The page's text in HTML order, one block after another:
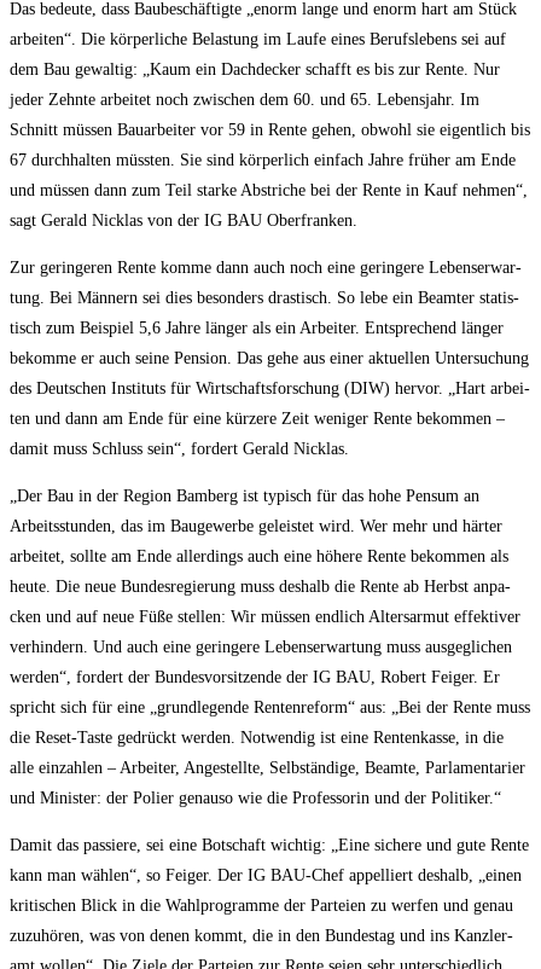
Das bedeu­te, dass Bau­be­schäf­tig­te „enorm lan­ge und enorm hart am Stück
arbei­ten“. Die kör­per­li­che Belas­tung im Lau­fe eines Berufs­le­bens sei auf
dem Bau gewal­tig: „Kaum ein Dach­de­cker schafft es bis zur Ren­te. Nur
jeder Zehn­te arbei­tet noch zwi­schen dem 60. und 65. Lebens­jahr. Im
Schnitt müs­sen Bau­ar­bei­ter vor 59 in Ren­te gehen, obwohl sie eigent­lich bis
67 durch­hal­ten müss­ten. Sie sind kör­per­lich ein­fach Jah­re frü­her am Ende
und müs­sen dann zum Teil star­ke Abstri­che bei der Ren­te in Kauf neh­men“,
sagt Gerald Nick­las von der IG BAU Oberfranken.
Zur gerin­ge­ren Ren­te kom­me dann auch noch eine gerin­ge­re Lebens­er­war­
tung. Bei Män­nern sei dies beson­ders dras­tisch. So lebe ein Beam­ter sta­tis­
tisch zum Bei­spiel 5,6 Jah­re län­ger als ein Arbei­ter. Ent­spre­chend län­ger
bekom­me er auch sei­ne Pen­si­on. Das gehe aus einer aktu­el­len Unter­su­chung
des Deut­schen Insti­tuts für Wirt­schafts­for­schung (DIW) her­vor. „Hart arbei­
ten und dann am Ende für eine kür­ze­re Zeit weni­ger Ren­te bekom­men –
damit muss Schluss sein“, for­dert Gerald Nicklas.
„Der Bau in der Regi­on Bam­berg ist typisch für das hohe Pen­sum an
Arbeits­stun­den, das im Bau­ge­wer­be geleis­tet wird. Wer mehr und här­ter
arbei­tet, soll­te am Ende aller­dings auch eine höhe­re Ren­te bekom­men als
heu­te. Die neue Bun­des­re­gie­rung muss des­halb die Ren­te ab Herbst anpa­
cken und auf neue Füße stel­len: Wir müs­sen end­lich Alters­ar­mut effek­ti­ver
ver­hin­dern. Und auch eine gerin­ge­re Lebens­er­war­tung muss aus­ge­gli­chen
wer­den“, for­dert der Bun­des­vor­sit­zen­de der IG BAU, Robert Fei­ger. Er
spricht sich für eine „grund­le­gen­de Ren­ten­re­form“ aus: „Bei der Ren­te muss
die Reset-Tas­te gedrückt wer­den. Not­wen­dig ist eine Ren­ten­kas­se, in die
alle ein­zah­len – Arbei­ter, Ange­stell­te, Selb­stän­di­ge, Beam­te, Par­la­men­ta­ri­er
und Minis­ter: der Polier genau­so wie die Pro­fes­so­rin und der Politiker.“
Damit das pas­sie­re, sei eine Bot­schaft wich­tig: „Eine siche­re und gute Ren­te
kann man wäh­len“, so Fei­ger. Der IG BAU-Chef appel­liert des­halb, „einen
kri­ti­schen Blick in die Wahl­pro­gram­me der Par­tei­en zu wer­fen und genau
zuzu­hö­ren, was von denen kommt, die in den Bun­des­tag und ins Kanz­ler­